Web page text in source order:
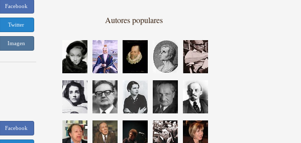
Facebook
Twitter
Imagen
Facebook
Autores populares